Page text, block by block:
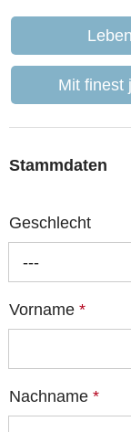
Mit finest
Stammdaten
Geschlecht
---
Vorname *
Nachname *